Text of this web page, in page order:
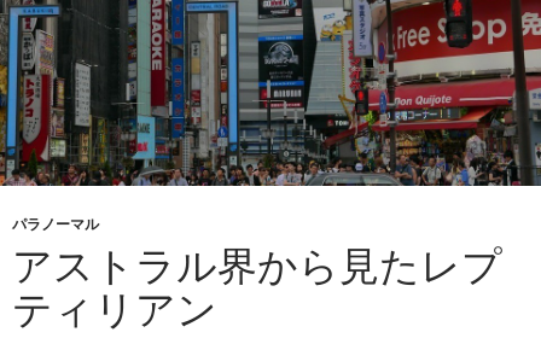
パラノーマル
アストラル界から見たレプ
ティリアン